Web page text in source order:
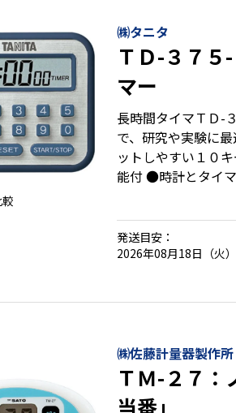
㈱タニタ
ＴＤ-３７５
マー
長時間タイマＴＤ-
で、研究や実験に
ットしやすい１０
能付 ●時計とタイ
発送目安：
2026年08月18日（火
㈱佐藤計量器製作所
ＴＭ-２７：
当番」